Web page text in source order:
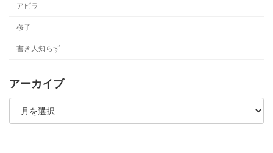
アピラ
桜子
書き人知らず
アーカイブ
ア